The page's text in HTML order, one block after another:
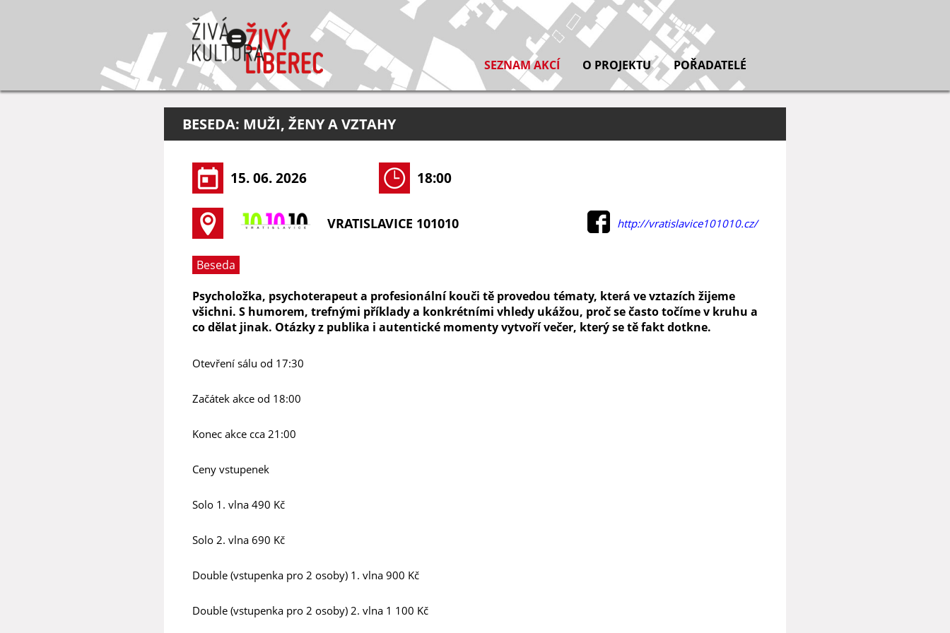
SEZNAM AKCÍ O PROJEKTU POŘADATELÉ
BESEDA: MUŽI, ŽENY A VZTAHY
15. 06. 2026 18:00
VRATISLAVICE 101010 http://vratislavice101010.cz/
Beseda
Psycholožka, psychoterapeut a profesionální kouči tě provedou tématy, která ve vztazích žijeme
všichni. S humorem, trefnými příklady a konkrétními vhledy ukážou, proč se často točíme v kruhu a
co dělat jinak. Otázky z publika i autentické momenty vytvoří večer, který se tě fakt dotkne.
Otevření sálu od 17:30
Začátek akce od 18:00
Konec akce cca 21:00
Ceny vstupenek
Solo 1. vlna 490 Kč
Solo 2. vlna 690 Kč
Double (vstupenka pro 2 osoby) 1. vlna 900 Kč
Double (vstupenka pro 2 osoby) 2. vlna 1 100 Kč